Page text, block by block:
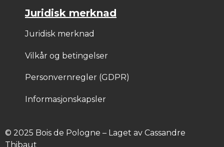
Juridisk merknad
Juridisk merknad
Vilkår og betingelser
Personvernregler (GDPR)
Informasjonskapsler
© 2025 Bois de Pologne – Laget av Cassandre
Thibaut